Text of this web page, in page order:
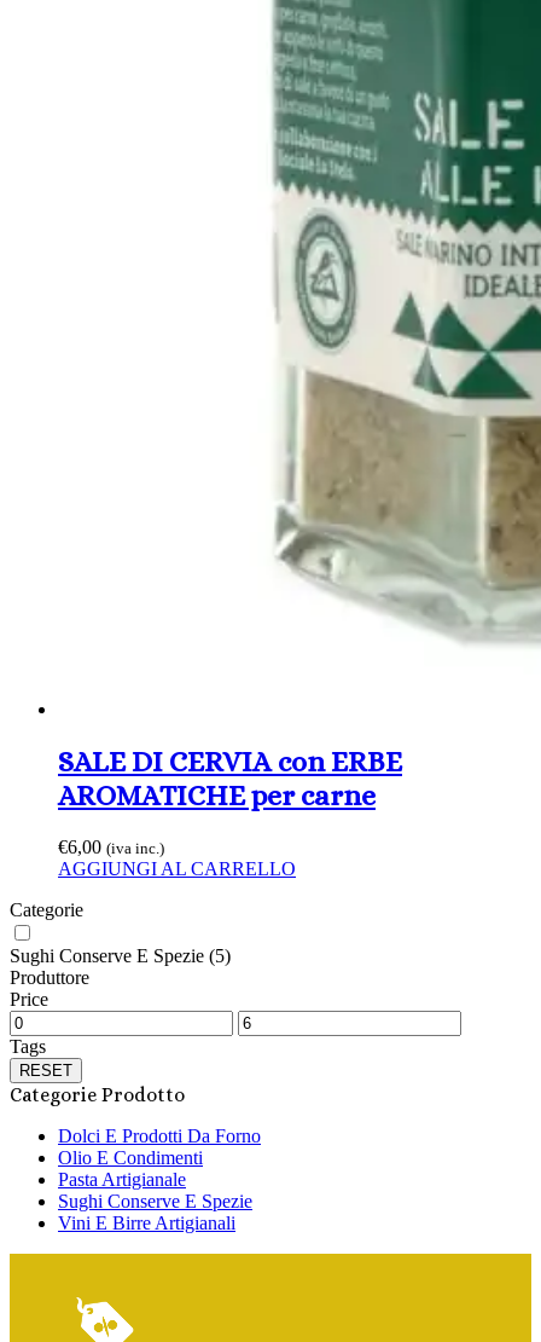
SALE DI CERVIA con ERBE
AROMATICHE per carne
€6,00 (iva inc.)
AGGIUNGI AL CARRELLO
Categorie
Sughi Conserve E Spezie (5)
Produttore
Price
Tags
RESET
Categorie Prodotto
Dolci E Prodotti Da Forno
Olio E Condimenti
Pasta Artigianale
Sughi Conserve E Spezie
Vini E Birre Artigianali